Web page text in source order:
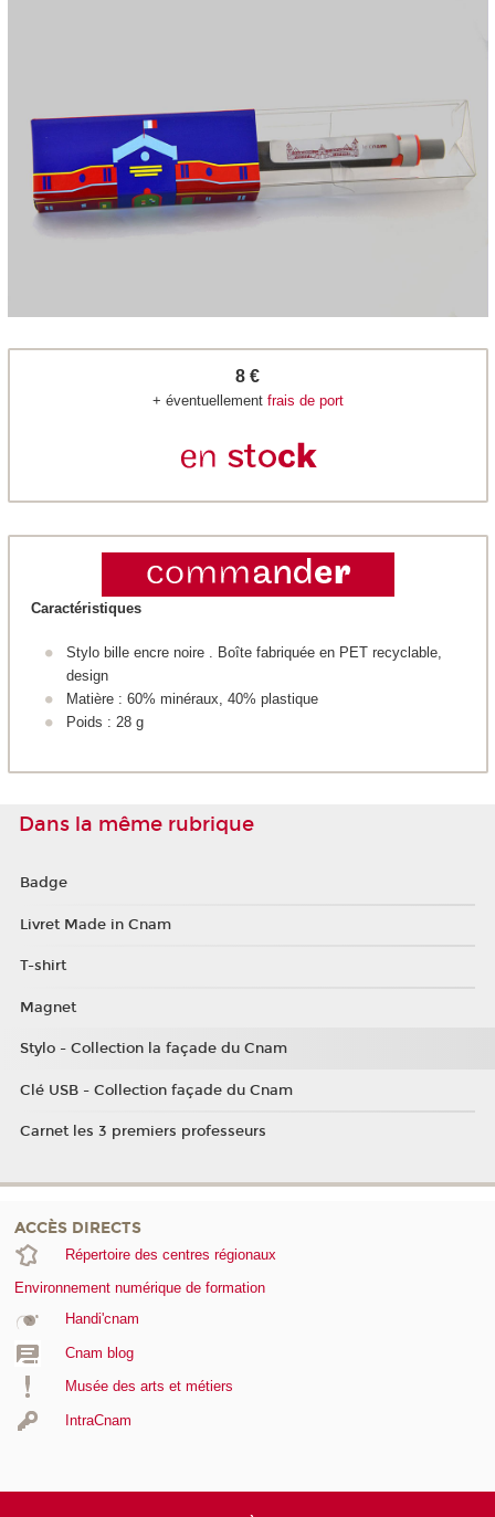
8 €
+ éventuellement frais de port
Caractéristiques
Stylo bille encre noire . Boîte fabriquée en PET recyclable,
design
Matière : 60% minéraux, 40% plastique
Poids : 28 g
Dans la même rubrique
Badge
Livret Made in Cnam
T-shirt
Magnet
Stylo - Collection la façade du Cnam
Clé USB - Collection façade du Cnam
Carnet les 3 premiers professeurs
ACCÈS DIRECTS
Répertoire des centres régionaux
Environnement numérique de formation
Handi'cnam
Cnam blog
Musée des arts et métiers
IntraCnam